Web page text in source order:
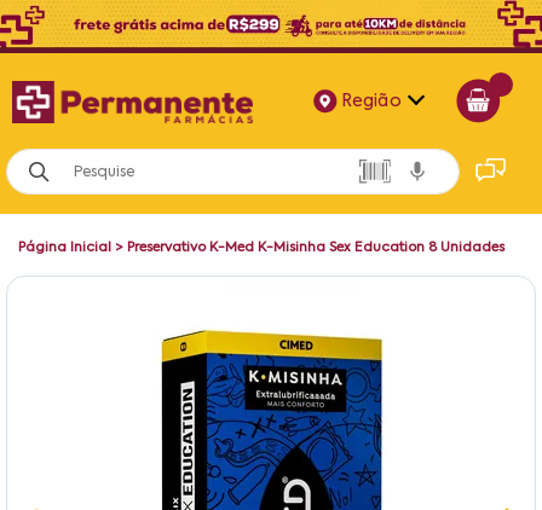
Região
Alagoas
Bahia
Página Inicial > Preservativo K-Med K-Misinha Sex Education 8 Unidades